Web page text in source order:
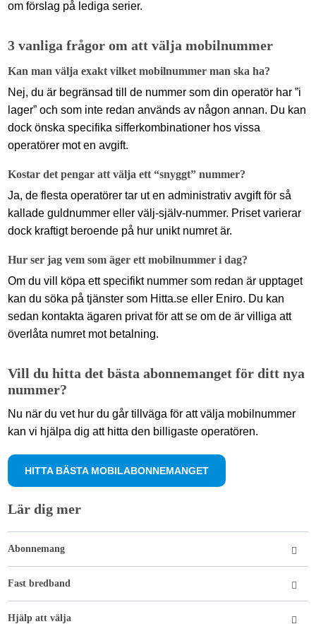
om förslag på lediga serier.
3 vanliga frågor om att välja mobilnummer
Kan man välja exakt vilket mobilnummer man ska ha?
Nej, du är begränsad till de nummer som din operatör har ”i
lager” och som inte redan används av någon annan. Du kan
dock önska specifika sifferkombinationer hos vissa
operatörer mot en avgift.
Kostar det pengar att välja ett “snyggt” nummer?
Ja, de flesta operatörer tar ut en administrativ avgift för så
kallade guldnummer eller välj-själv-nummer. Priset varierar
dock kraftigt beroende på hur unikt numret är.
Hur ser jag vem som äger ett mobilnummer i dag?
Om du vill köpa ett specifikt nummer som redan är upptaget
kan du söka på tjänster som Hitta.se eller Eniro. Du kan
sedan kontakta ägaren privat för att se om de är villiga att
överlåta numret mot betalning.
Vill du hitta det bästa abonnemanget för ditt nya
nummer?
Nu när du vet hur du går tillväga för att välja mobilnummer
kan vi hjälpa dig att hitta den billigaste operatören.
HITTA BÄSTA MOBILABONNEMANGET
Lär dig mer
Abonnemang
Fast bredband
Hjälp att välja